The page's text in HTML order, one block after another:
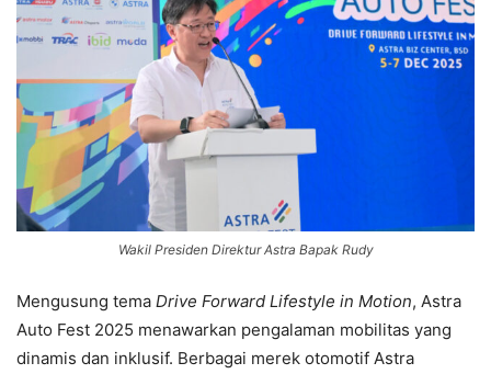
Wakil Presiden Direktur Astra Bapak Rudy
Mengusung tema Drive Forward Lifestyle in Motion, Astra
Auto Fest 2025 menawarkan pengalaman mobilitas yang
dinamis dan inklusif. Berbagai merek otomotif Astra